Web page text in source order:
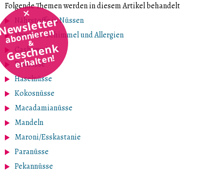
abonnieren
&
Geschenk
erhalten!
Folgende Themen werden in diesem Artikel behandelt
Nährstoffe in Nüssen
Vorsicht: Schimmel und Allergien
Cashewnüsse
Erdnüsse
Haselnüsse
Kokosnüsse
Macadamianüsse
Mandeln
Maroni/Esskastanie
Paranüsse
Pekannüsse